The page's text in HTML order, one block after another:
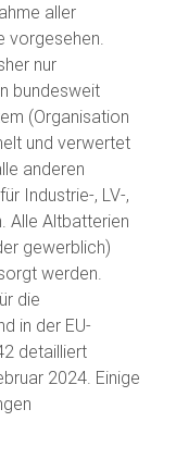
aller
vorgesehen.
nur
bundesweit
(Organisation
und verwertet
anderen
Industrie-, LV-,
Alle Altbatterien
gewerblich)
werden.
die
in der EU-
detailliert
2024. Einige